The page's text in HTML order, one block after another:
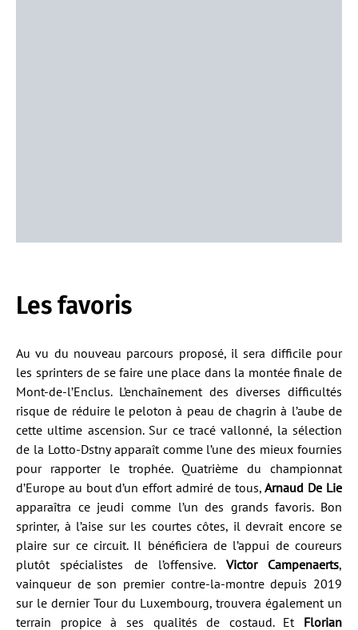
Les favoris
Au vu du nouveau parcours proposé, il sera difficile pour
les sprinters de se faire une place dans la montée finale de
Mont-de-l’Enclus. L’enchaînement des diverses difficultés
risque de réduire le peloton à peau de chagrin à l’aube de
cette ultime ascension. Sur ce tracé vallonné, la sélection
de la Lotto-Dstny apparaît comme l’une des mieux fournies
pour rapporter le trophée. Quatrième du championnat
d’Europe au bout d’un effort admiré de tous,Arnaud De Lie
apparaîtra ce jeudi comme l’un des grands favoris. Bon
sprinter, à l’aise sur les courtes côtes, il devrait encore se
plaire sur ce circuit. Il bénéficiera de l’appui de coureurs
plutôt spécialistes de l’offensive. Victor Campenaerts,
vainqueur de son premier contre-la-montre depuis 2019
sur le dernier Tour du Luxembourg, trouvera également un
terrain propice à ses qualités de costaud. Et Florian